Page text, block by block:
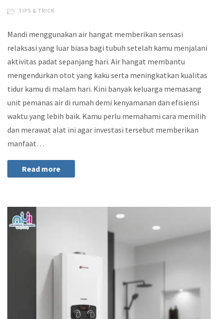
TIPS & TRICK
Mandi menggunakan air hangat memberikan sensasi
relaksasi yang luar biasa bagi tubuh setelah kamu menjalani
aktivitas padat sepanjang hari. Air hangat membantu
mengendurkan otot yang kaku serta meningkatkan kualitas
tidur kamu di malam hari. Kini banyak keluarga memasang
unit pemanas air di rumah demi kenyamanan dan efisiensi
waktu yang lebih baik. Kamu perlu memahami cara memilih
dan merawat alat ini agar investasi tersebut memberikan
manfaat…
Read more